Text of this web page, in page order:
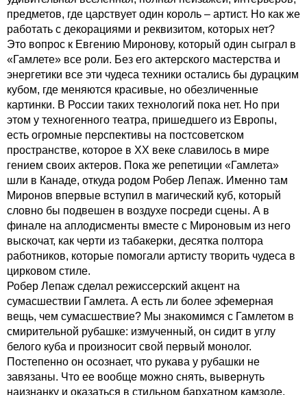
предметов, где царствует один король – артист. Но как же
работать с декорациями и реквизитом, которых нет?
Это вопрос к Евгению Миронову, который один сыграл в
«Гамлете» все роли. Без его актерского мастерства и
энергетики все эти чудеса техники остались бы дурацким
кубом, где меняются красивые, но обезличенные
картинки. В России таких технологий пока нет. Но при
этом у техногенного театра, пришедшего из Европы,
есть огромные перспективы на постсоветском
пространстве, которое в ХХ веке славилось в мире
гением своих актеров. Пока же репетиции «Гамлета»
шли в Канаде, откуда родом Робер Лепаж. Именно там
Миронов впервые вступил в магический куб, который
словно бы подвешен в воздухе посреди сцены. А в
финале на аплодисменты вместе с Мироновым из него
выскочат, как черти из табакерки, десятка полтора
работников, которые помогали артисту творить чудеса в
цирковом стиле.
Робер Лепаж сделал режиссерский акцент на
сумасшествии Гамлета. А есть ли более эфемерная
вещь, чем сумасшествие? Мы знакомимся с Гамлетом в
смирительной рубашке: измученный, он сидит в углу
белого куба и произносит свой первый монолог.
Постепенно он осознает, что рукава у рубашки не
завязаны. Что ее вообще можно снять, вывернуть
наизнанку и оказаться в стильном бархатном камзоле.